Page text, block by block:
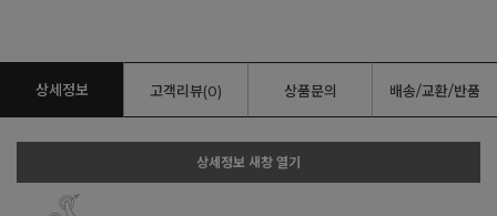
상세정보 고객리뷰(0) 상품문의 배송/교환/반품
상세정보 새창 열기